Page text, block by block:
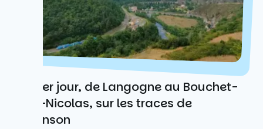
Premier jour, de Langogne au Bouchet-
Saint-Nicolas, sur les traces de
Stevenson